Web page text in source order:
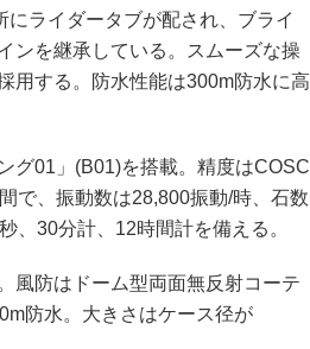
ライダータブが配され、ブライ
ンを継承している。スムーズな操
用する。防水性能は300m防水に高
グ01」(B01)を搭載。精度はCOSC
で、振動数は28,800振動/時、石数
、30分計、12時間計を備える。
風防はドーム型両面無反射コーテ
防水。大きさはケース径が